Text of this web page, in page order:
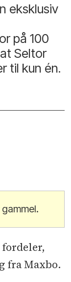
eksklusiv
på 100
Seltor
til kun én.
fra Maxbo.